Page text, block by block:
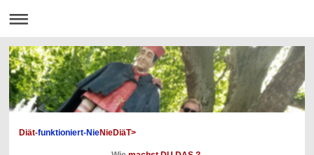
Diät-funktioniert-NieNieDiäT>